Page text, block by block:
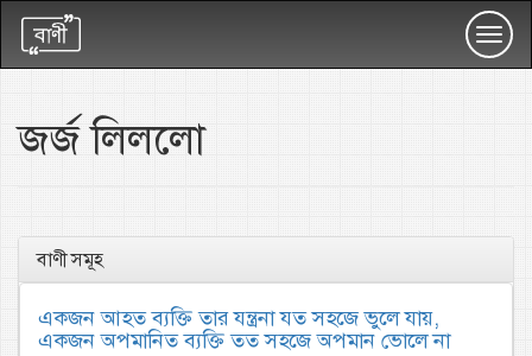
জর্জ লিললো
বাণী সমূহ
একজন আহত ব্যক্তি তার যন্ত্রনা যত সহজে ভুলে যায়,
একজন অপমানিত ব্যক্তি তত সহজে অপমান ভোলে না